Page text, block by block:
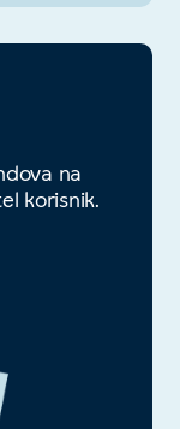
na
korisnik.